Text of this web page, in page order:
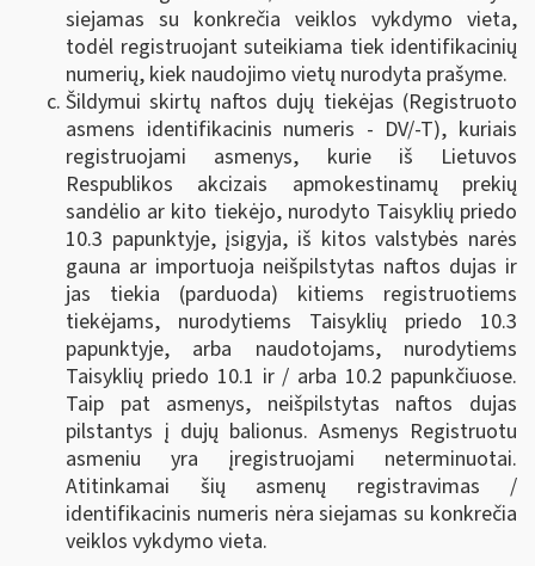
siejamas su konkrečia veiklos vykdymo vieta,
todėl registruojant suteikiama tiek identifikacinių
numerių, kiek naudojimo vietų nurodyta prašyme.
Šildymui skirtų naftos dujų tiekėjas (Registruoto
asmens identifikacinis numeris - DV/-T), kuriais
registruojami asmenys, kurie iš Lietuvos
Respublikos akcizais apmokestinamų prekių
sandėlio ar kito tiekėjo, nurodyto Taisyklių priedo
10.3 papunktyje, įsigyja, iš kitos valstybės narės
gauna ar importuoja neišpilstytas naftos dujas ir
jas tiekia (parduoda) kitiems registruotiems
tiekėjams, nurodytiems Taisyklių priedo 10.3
papunktyje, arba naudotojams, nurodytiems
Taisyklių priedo 10.1 ir / arba 10.2 papunkčiuose.
Taip pat asmenys, neišpilstytas naftos dujas
pilstantys į dujų balionus. Asmenys Registruotu
asmeniu yra įregistruojami neterminuotai.
Atitinkamai šių asmenų registravimas /
identifikacinis numeris nėra siejamas su konkrečia
veiklos vykdymo vieta.